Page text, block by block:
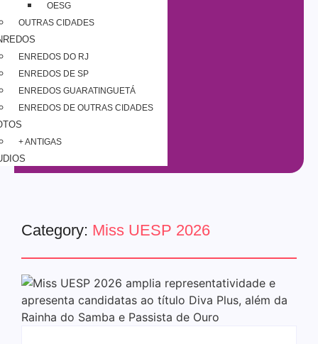
OESG
OUTRAS CIDADES
ENREDOS DO RJ
ENREDOS DE SP
ENREDOS GUARATINGUETÁ
ENREDOS DE OUTRAS CIDADES
+ ANTIGAS
Category: Miss UESP 2026